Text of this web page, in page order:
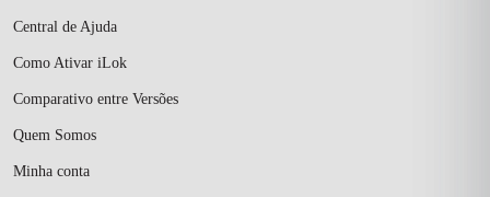
Central de Ajuda
Como Ativar iLok
Comparativo entre Versões
Quem Somos
Minha conta